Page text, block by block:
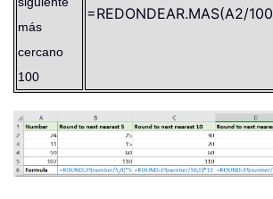
más
cercano
100
=REDONDEAR.MAS(A2/